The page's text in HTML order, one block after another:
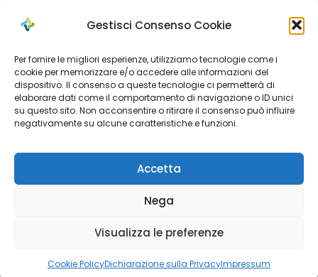
Gestisci Consenso Cookie
Per fornire le migliori esperienze, utilizziamo tecnologie come i
cookie per memorizzare e/o accedere alle informazioni del
dispositivo. Il consenso a queste tecnologie ci permetterà di
elaborare dati come il comportamento di navigazione o ID unici
su questo sito. Non acconsentire o ritirare il consenso può influire
negativamente su alcune caratteristiche e funzioni.
Accetta
Nega
Visualizza le preferenze
Cookie PolicyDichiarazione sulla PrivacyImpressum
VINIERI CLARISSA